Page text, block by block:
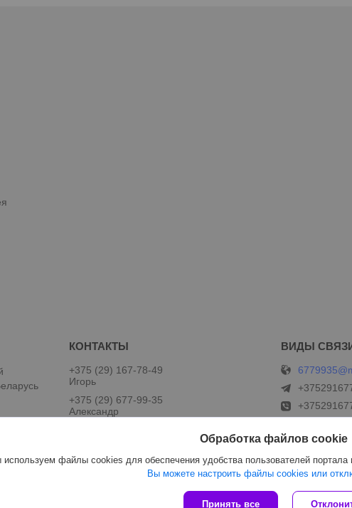
+375 (29) 167-78-49
Игорь
+375 (29) 677-99-35
Александр
Сайт создан на платформе Deal.by
Обработка файлов cookie
файлы cookies для обеспечения удобства пользователей
Вы можете настроить файлы cookies или
Принять все